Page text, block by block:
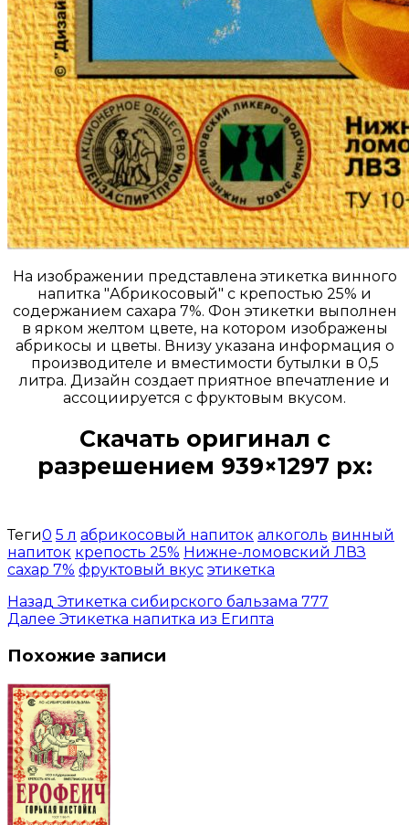
На изображении представлена этикетка винного
напитка "Абрикосовый" с крепостью 25% и
содержанием сахара 7%. Фон этикетки выполнен
в ярком желтом цвете, на котором изображены
абрикосы и цветы. Внизу указана информация о
производителе и вместимости бутылки в 0,5
литра. Дизайн создает приятное впечатление и
ассоциируется с фруктовым вкусом.
Скачать оригинал с
разрешением 939×1297 px:
Теги0 5 л абрикосовый напиток алкоголь винный
напиток крепость 25% Нижне-ломовский ЛВЗ
сахар 7% фруктовый вкус этикетка
Назад Этикетка сибирского бальзама 777
Далее Этикетка напитка из Египта
Похожие записи